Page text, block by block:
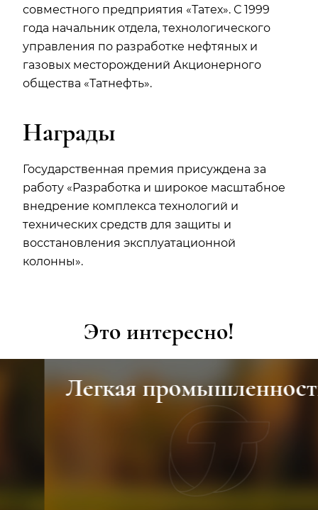
совместного предприятия «Татех». С 1999
года начальник отдела, технологического
управления по разработке нефтяных и
газовых месторождений Акционерного
общества «Татнефть».
Награды
Государственная премия присуждена за
работу «Разработка и широкое масштабное
внедрение комплекса технологий и
технических средств для защиты и
восстановления эксплуатационной
колонны».
Это интересно!
Легкая промышленность